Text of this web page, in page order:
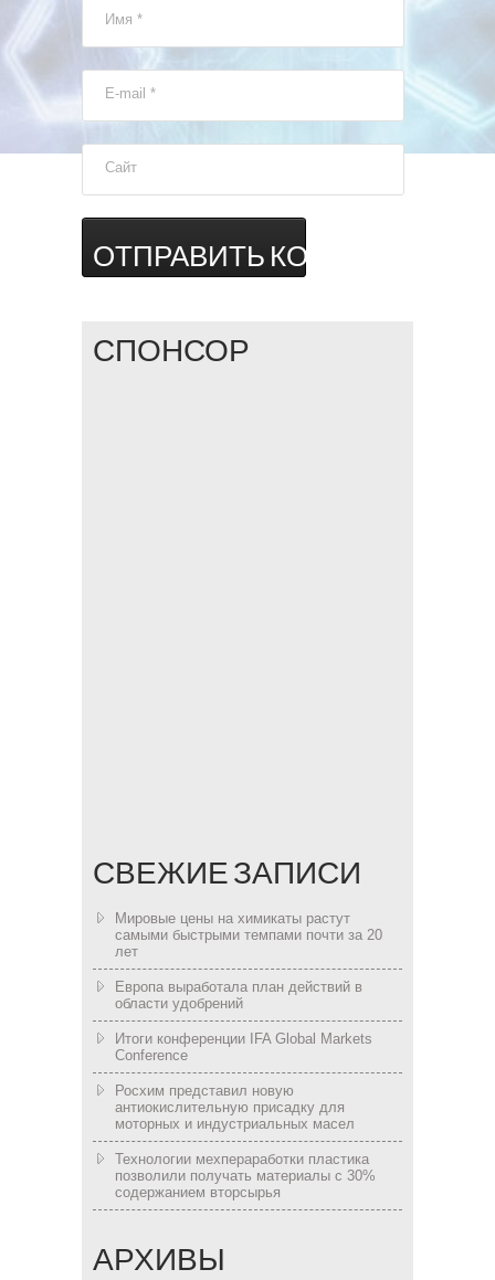
Имя *
E-mail *
Сайт
СПОНСОР
СВЕЖИЕ ЗАПИСИ
Мировые цены на химикаты растут
самыми быстрыми темпами почти за 20
лет
Европа выработала план действий в
области удобрений
Итоги конференции IFA Global Markets
Conference
Росхим представил новую
антиокислительную присадку для
моторных и индустриальных масел
Технологии мехпераработки пластика
позволили получать материалы с 30%
содержанием вторсырья
АРХИВЫ